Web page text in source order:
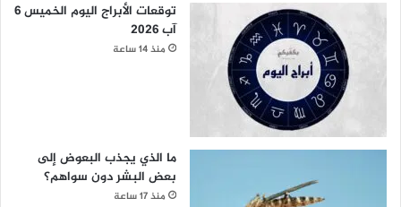
توقعات الأبراج اليوم الخميس 6
آب 2026
منذ 14 ساعة
ما الذي يجذب البعوض إلى
بعض البشر دون سواهم؟
منذ 17 ساعة